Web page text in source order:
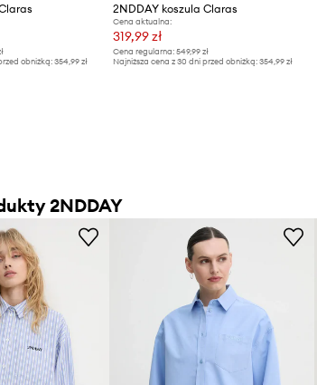
obniżką: 354,99 zł
2NDDAY koszula Claras
Cena aktualna:
319,99 zł
Cena regularna:549,99 zł
Najniższa cena z 30 dni przed obniżką:354,99 zł
2NDDAY